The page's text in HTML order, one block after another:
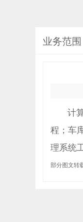
业务范围
计算
程；车
理系统
部分图文转